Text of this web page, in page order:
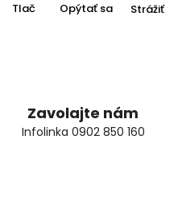
Tlač Opýtať sa Strážiť
Zavolajte nám
Infolinka 0902 850 160